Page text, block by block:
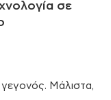
σε
γεγονός. Μάλιστα,